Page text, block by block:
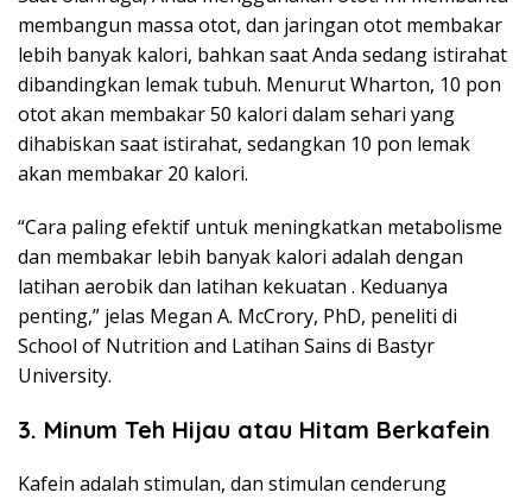
membangun massa otot, dan jaringan otot membakar
lebih banyak kalori, bahkan saat Anda sedang istirahat
dibandingkan lemak tubuh. Menurut Wharton, 10 pon
otot akan membakar 50 kalori dalam sehari yang
dihabiskan saat istirahat, sedangkan 10 pon lemak
akan membakar 20 kalori.
“Cara paling efektif untuk meningkatkan metabolisme
dan membakar lebih banyak kalori adalah dengan
latihan aerobik dan latihan kekuatan . Keduanya
penting,” jelas Megan A. McCrory, PhD, peneliti di
School of Nutrition and Latihan Sains di Bastyr
University.
3. Minum Teh Hijau atau Hitam Berkafein
Kafein adalah stimulan, dan stimulan cenderung